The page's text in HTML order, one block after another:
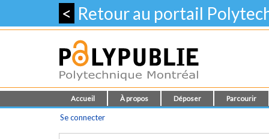
< Retour au portail
Accueil À propos Déposer Parcourir
Se connecter